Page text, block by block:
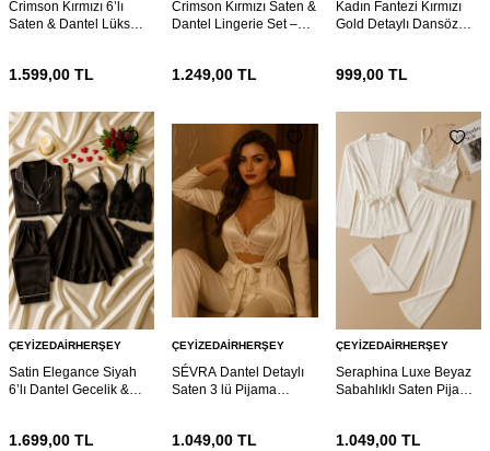
Crimson Kırmızı 6’lı
Saten & Dantel Lüks
1.599,00 TL
Crimson Kırmızı Saten &
Dantel Lingerie Set –
1.249,00 TL
Kadın Fantezi Kırmızı
Gold Detaylı Dansöz
999,00TL
ÇEYIZEDAIRHERŞEY
Satin Elegance Siyah
6’lı Dantel Gecelik &
1.699,00 TL
ÇEYIZEDAIRHERŞEY
SÉVRA Dantel Detaylı
Saten 3 lü Pijama
1.049,00 TL
ÇEYIZEDAIRHERŞEY
Seraphina Luxe Beyaz
Sabahlıklı Saten Pijama
1.049,00TL